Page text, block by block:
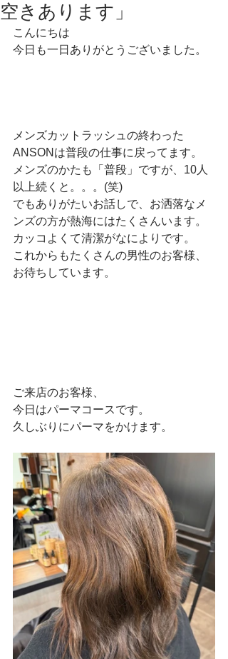
空きあります」
こんにちは
今日も一日ありがとうございました。
メンズカットラッシュの終わった
ANSONは普段の仕事に戻ってます。
メンズのかたも「普段」ですが、10人
以上続くと。。。(笑)
でもありがたいお話しで、お洒落なメ
ンズの方が熱海にはたくさんいます。
カッコよくて清潔がなによりです。
これからもたくさんの男性のお客様、
お待ちしています。
ご来店のお客様、
今日はパーマコースです。
久しぶりにパーマをかけます。